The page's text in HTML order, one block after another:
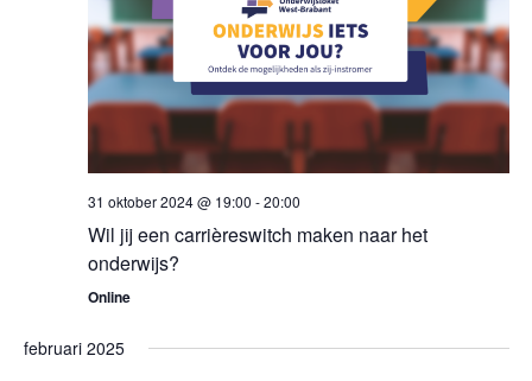
31 oktober 2024 @ 19:00 -20:00
Wil jij een carrièreswitch maken naar het
onderwijs?
Online
februari 2025